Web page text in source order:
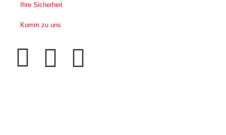
Ihre Sicherheit
Komm zu uns